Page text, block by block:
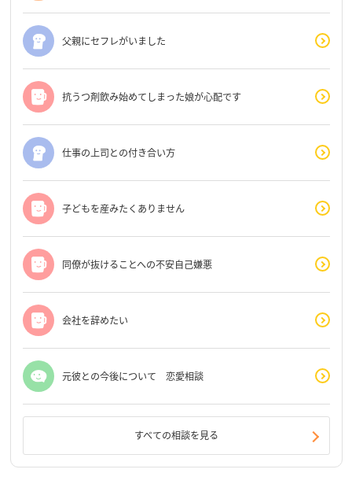
父親にセフレがいました
抗うつ剤飲み始めてしまった娘が心配です
仕事の上司との付き合い方
子どもを産みたくありません
同僚が抜けることへの不安自己嫌悪
会社を辞めたい
元彼との今後について 恋愛相談
すべての相談を見る